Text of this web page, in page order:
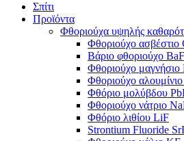
Σπίτι
Προϊόντα
Φθοριούχα υψηλής
Φθοριούχο ασβέστιο
Βάριο φθοριούχο
Φθοριούχο μαγνήσιο
Φθοριούχο
Φθόριο μολύβδου
Φθοριούχο νάτριο
Φθόριο λιθίου LiF
Strontium Fluoride